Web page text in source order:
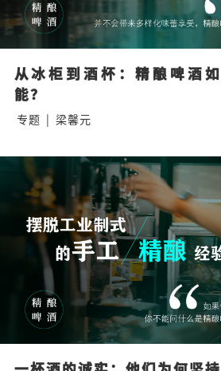
从冰柜到酒杯：精酿啤酒
能？
专题 | 梁馨元